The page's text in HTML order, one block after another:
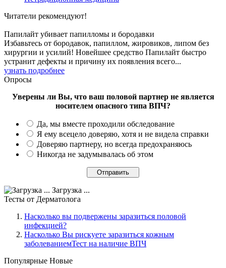
Читатели рекомендуют!
Папилайт убивает папилломы и бородавки
Избавьтесь от бородавок, папиллом, жировиков, липом без
хирургии и усилий! Новейшее средство Папилайт быстро
устранит дефекты и причину их появления всего...
узнать подробнее
Опросы
Уверены ли Вы, что ваш половой партнер не является
носителем опасного типа ВПЧ?
Да, мы вместе проходили обследование
Я ему всецело доверяю, хотя и не видела справки
Доверяю партнеру, но всегда предохраняюсь
Никогда не задумывалась об этом
Загрузка ...
Тесты от Дерматолога
Насколько вы подвержены заразиться половой
инфекцией?
Насколько Вы рискуете заразиться кожным
заболеваниемТест на наличие ВПЧ
Популярные Новые